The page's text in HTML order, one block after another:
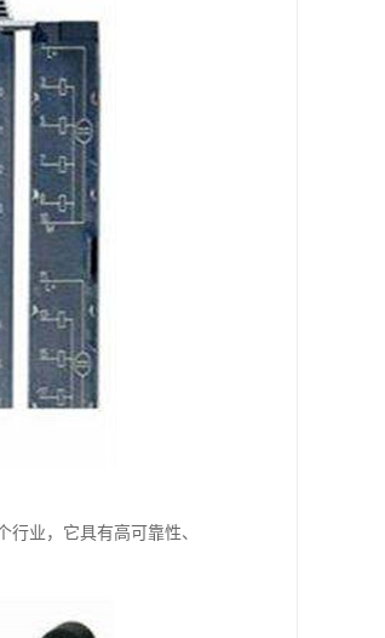
业，它具有高可靠性、